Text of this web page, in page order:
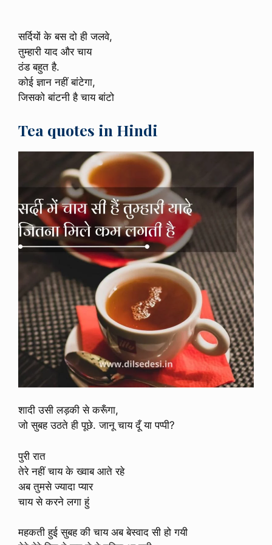
सर्दियों के बस दो ही जलवे,
तुम्हारी याद और चाय
ठंड बहुत है.
कोई ज्ञान नहीं बांटेगा,
जिसको बांटनी है चाय बांटो
Tea quotes in Hindi
शादी उसी लड़की से करूँगा,
जो सुबह उठते ही पूछे. जानू चाय दूँ या पप्पी?
पुरी रात
तेरे नहीं चाय के ख्वाब आते रहे
अब तुमसे ज्यादा प्यार
चाय से करने लगा हुं
महकती हुई सुबह की चाय अब बेस्वाद सी हो गयी